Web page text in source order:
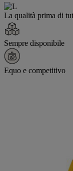
La qualità prima di
Sempre disponibile
Equo e competitivo